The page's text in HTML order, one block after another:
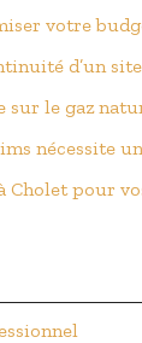
votre
d’un
le gaz
nécessite
Cholet pour